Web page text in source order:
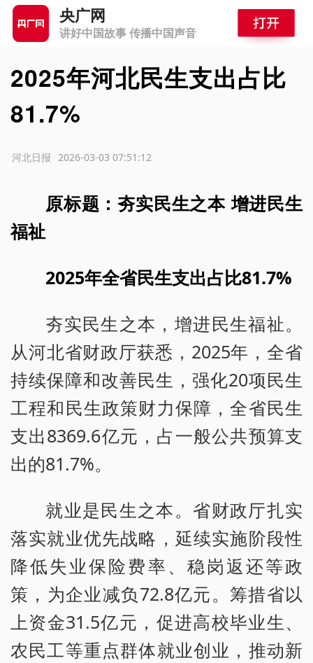
央广网
讲好中国故事 传播中国声音
2025年河北民生支出占比
81.7%
2026-03-03 07:51:12
河北日报
原标题：夯实民生之本 增进民生
福祉
2025年全省民生支出占比81.7%
夯实民生之本，增进民生福祉。
从河北省财政厅获悉，2025年，全省
持续保障和改善民生，强化20项民生
工程和民生政策财力保障，全省民生
支出8369.6亿元，占一般公共预算支
出的81.7%。
就业是民生之本。省财政厅扎实
落实就业优先战略，延续实施阶段性
降低失业保险费率、稳岗返还等政
策，为企业减负72.8亿元。筹措省以
上资金31.5亿元，促进高校毕业生、
农民工等重点群体就业创业，推动新